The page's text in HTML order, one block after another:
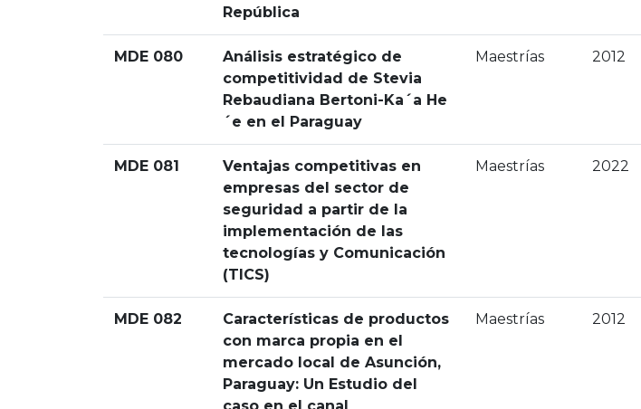
República
MDE 080
Análisis estratégico de
competitividad de Stevia
Rebaudiana Bertoni-Ka´a He
´e en el Paraguay
Maestrías 2012
MDE 081
Ventajas competitivas en
empresas del sector de
seguridad a partir de la
implementación de las
tecnologías y Comunicación
(TICS)
Maestrías 2022
MDE 082
Características de productos
con marca propia en el
mercado local de Asunción,
Paraguay: Un Estudio del
Maestrías 2012